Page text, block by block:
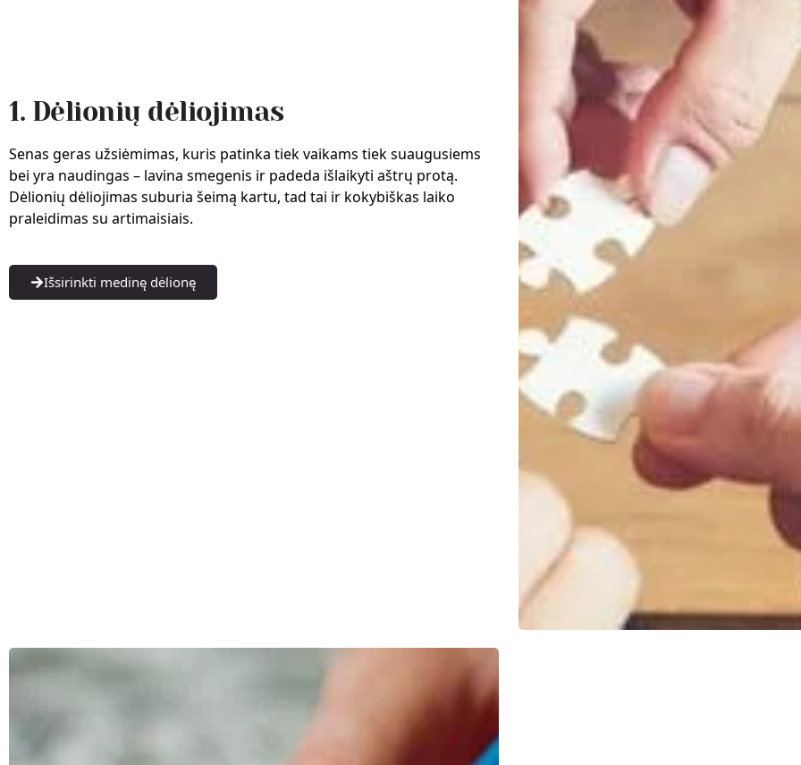
1. Dėlionių dėliojimas
Senas geras užsiėmimas, kuris patinka tiek vaikams tiek suaugusiems
bei yra naudingas – lavina smegenis ir padeda išlaikyti aštrų protą.
Dėlionių dėliojimas suburia šeimą kartu, tad tai ir kokybiškas laiko
praleidimas su artimaisiais.
Išsirinkti medinę dėlionę